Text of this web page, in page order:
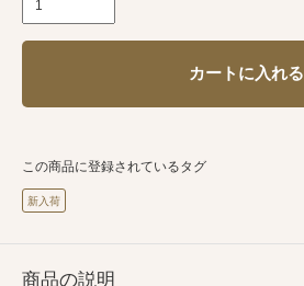
カートに入れる
この商品に登録されているタグ
新入荷
商品の説明